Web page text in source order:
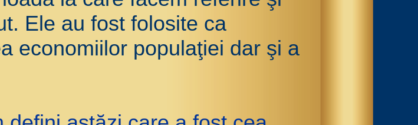
Ele au fost folosite ca
economiilor populaţiei dar şi a